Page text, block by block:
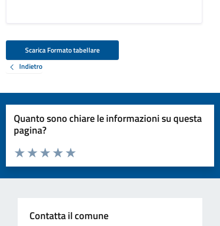
Scarica Formato tabellare
Indietro
Quanto sono chiare le informazioni su questa
pagina?
Valuta da 1 a 5 stelle la pagina
Valuta 5 stelle su 5
Valuta 4 stelle su 5
Valuta 3 stelle su 5
Valuta 2 stelle su 5
Valuta 1 stelle su 5
Contatta il comune